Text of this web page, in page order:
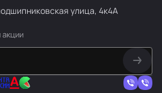
улица, 4к4А
акции